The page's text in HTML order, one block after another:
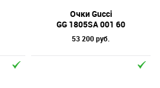
Очки Gucci
GG 1805SA 001 60
53 200 руб.